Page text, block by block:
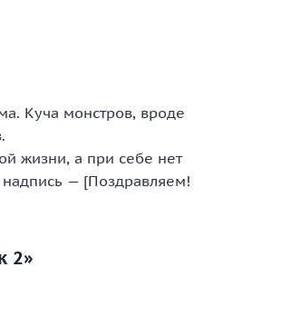
Куча монстров, вроде
жизни, а при себе нет
— [Поздравляем!
2»